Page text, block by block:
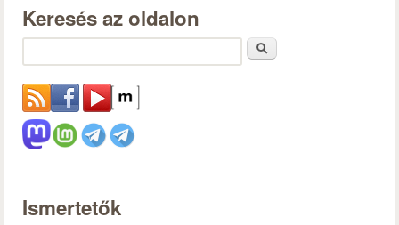
Keresés az oldalon
Ismertetők